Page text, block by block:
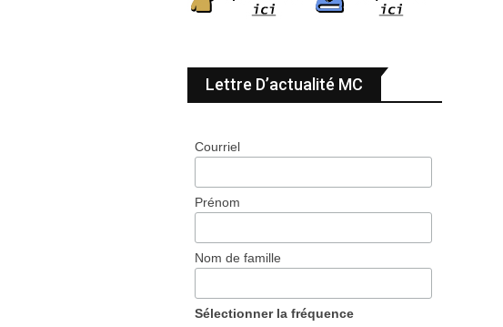
Lettre D’actualité MC
Courriel
Prénom
Nom de famille
Sélectionner la fréquence